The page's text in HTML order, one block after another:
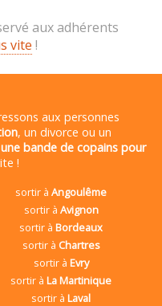
aux adhérents
vite !
aux personnes
, un divorce ou un
bande de copains pour
!
sortir àAngoulême
sortir à Avignon
sortir àBordeaux
sortir à Chartres
sortir à Evry
sortir àLa Martinique
sortir àLaval